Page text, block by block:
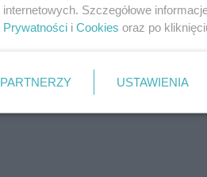
internetowych. Szczegółowe
Prywatności i Cookies oraz po
PARTNERZY USTAWIENIA